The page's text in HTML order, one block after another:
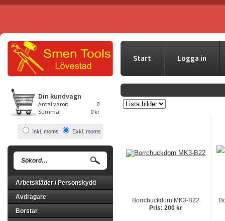
Start Logga in
Din kundvagn
Antal varor:
0
Summa:
0 kr
Inkl. moms Exkl. moms
Arbetskläder / Personskydd
Avdragare
Borstar
Borrchuckdorn MK3-B22
Pris: 200 kr